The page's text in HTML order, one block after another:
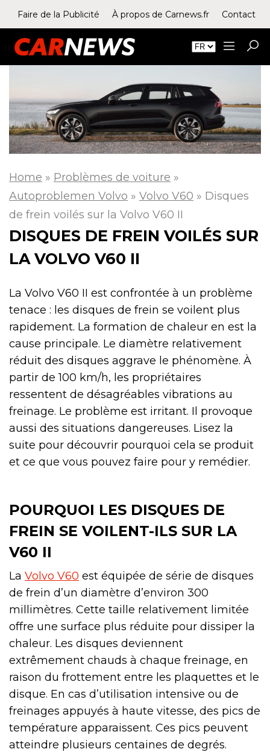
Faire de la Publicité À propos de Carnews.fr Contact
Home » Problèmes de voiture »
Autoproblemen Volvo » Volvo V60 » Disques
de frein voilés sur la Volvo V60 II
DISQUES DE FREIN VOILÉS SUR
LA VOLVO V60 II
La Volvo V60 II est confrontée à un problème
tenace : les disques de frein se voilent plus
rapidement. La formation de chaleur en est la
cause principale. Le diamètre relativement
réduit des disques aggrave le phénomène. À
partir de 100 km/h, les propriétaires
ressentent de désagréables vibrations au
freinage. Le problème est irritant. Il provoque
aussi des situations dangereuses. Lisez la
suite pour découvrir pourquoi cela se produit
et ce que vous pouvez faire pour y remédier.
POURQUOI LES DISQUES DE
FREIN SE VOILENT-ILS SUR LA
V60 II
La Volvo V60 est équipée de série de disques
de frein d’un diamètre d’environ 300
millimètres. Cette taille relativement limitée
offre une surface plus réduite pour dissiper la
chaleur. Les disques deviennent
extrêmement chauds à chaque freinage, en
raison du frottement entre les plaquettes et le
disque. En cas d’utilisation intensive ou de
freinages appuyés à haute vitesse, des pics de
température apparaissent. Ces pics peuvent
atteindre plusieurs centaines de degrés.